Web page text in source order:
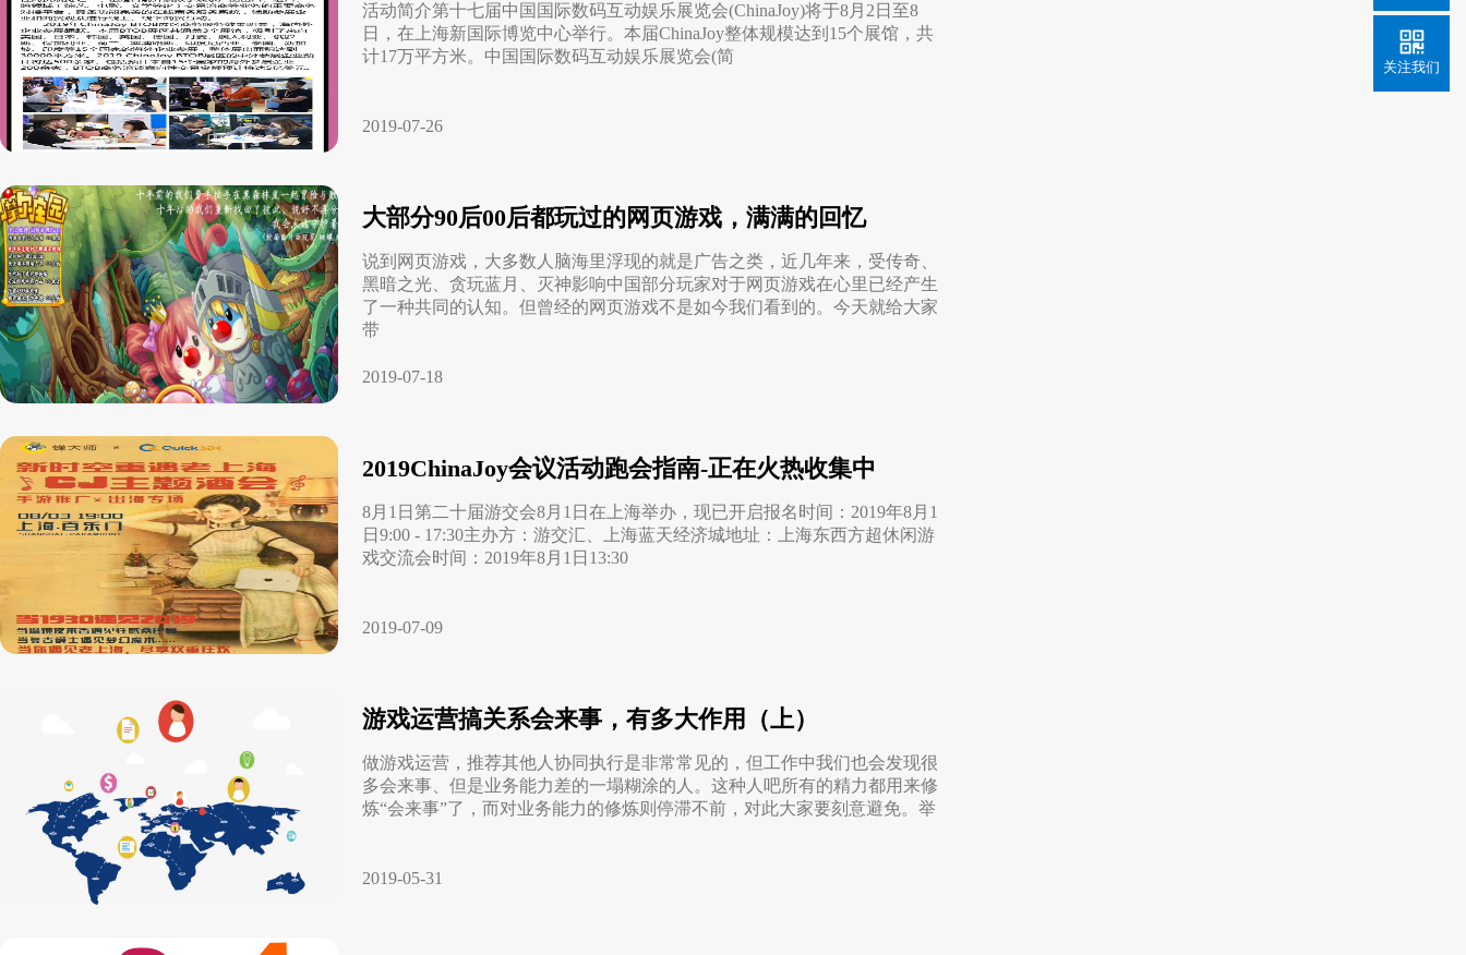
活动简介第十七届中国国际数码互动娱乐展览会(ChinaJoy)将于8月2日至8
日，在上海新国际博览中心举行。本届ChinaJoy整体规模达到15个展馆，共
计17万平方米。中国国际数码互动娱乐展览会(简
2019-07-26
大部分90后00后都玩过的网页游戏，满满的回忆
说到网页游戏，大多数人脑海里浮现的就是广告之类，近几年来，受传奇、
黑暗之光、贪玩蓝月、灭神影响中国部分玩家对于网页游戏在心里已经产生
了一种共同的认知。但曾经的网页游戏不是如今我们看到的。今天就给大家
带
2019-07-18
2019ChinaJoy会议活动跑会指南-正在火热收集中
8月1日第二十届游交会8月1日在上海举办，现已开启报名时间：2019年8月1
日9:00 - 17:30主办方：游交汇、上海蓝天经济城地址：上海东西方超休闲游
戏交流会时间：2019年8月1日13:30
2019-07-09
游戏运营搞关系会来事，有多大作用（上）
做游戏运营，推荐其他人协同执行是非常常见的，但工作中我们也会发现很
多会来事、但是业务能力差的一塌糊涂的人。这种人吧所有的精力都用来修
炼“会来事”了，而对业务能力的修炼则停滞不前，对此大家要刻意避免。举
2019-05-31
关注我们